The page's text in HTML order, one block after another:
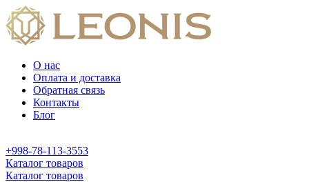
О нас
Оплата и доставка
Обратная связь
Контакты
Блог
+998-78-113-3553
Каталог товаров
Каталог товаров